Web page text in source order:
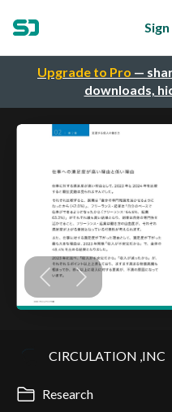
Upgrade to Pro —
downloads,
Sign
CIRCULATION ,INC
Research